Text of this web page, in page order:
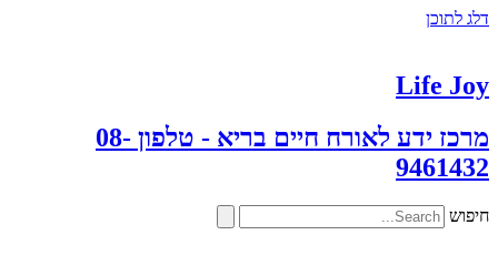
דלג לתוכן
Life Joy
מרכז ידע לאורח חיים בריא - טלפון 08-
9461432
חיפוש